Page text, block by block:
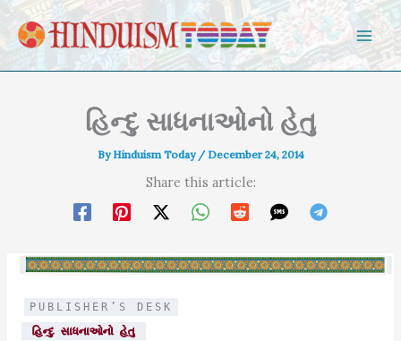
Skip to content
હિન્દુ સાધનાઓનો હેતુ
ByHinduism Today /December 24, 2014
Share this article:
PUBLISHER’S DESK
હિન્દુ સાધનાઓનો હેતુ